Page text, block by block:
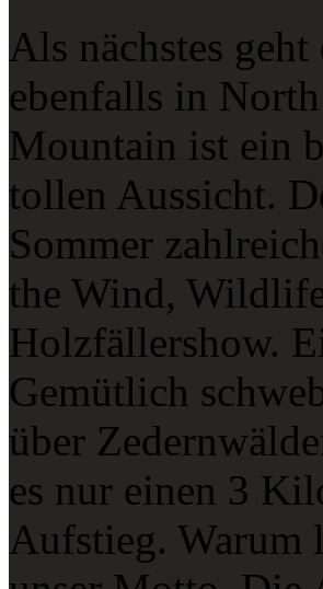
Als nächstes
ebenfalls in
Mountain ist ein
tollen Aussicht.
Sommer
the Wind,
Holzfällershow.
Gemütlich
über
es nur einen 3
Aufstieg. Warum